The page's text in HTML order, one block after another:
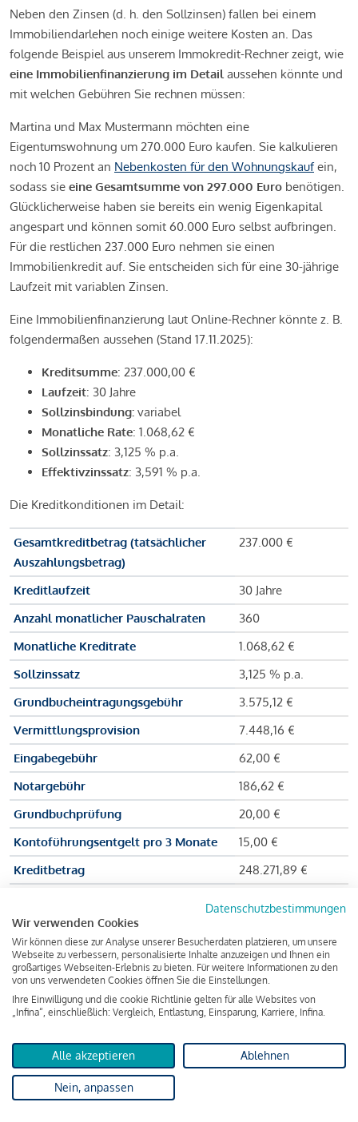
Neben den Zinsen (d. h. den Sollzinsen) fallen bei einem
Immobiliendarlehen noch einige weitere Kosten an. Das
folgende Beispiel aus unserem Immokredit-Rechner zeigt, wie
eine Immobilienfinanzierung im Detail aussehen könnte und
mit welchen Gebühren Sie rechnen müssen:
Martina und Max Mustermann möchten eine
Eigentumswohnung um 270.000 Euro kaufen. Sie kalkulieren
noch 10 Prozent an Nebenkosten für den Wohnungskaufein,
sodass sie eine Gesamtsumme von 297.000 Euro benötigen.
Glücklicherweise haben sie bereits ein wenig Eigenkapital
angespart und können somit 60.000 Euro selbst aufbringen.
Für die restlichen 237.000 Euro nehmen sie einen
Immobilienkredit auf. Sie entscheiden sich für eine 30-jährige
Laufzeit mit variablen Zinsen.
Eine Immobilienfinanzierung laut Online-Rechner könnte z. B.
folgendermaßen aussehen (Stand 17.11.2025):
Kreditsumme: 237.000,00 €
Laufzeit: 30 Jahre
Sollzinsbindung: variabel
Monatliche Rate: 1.068,62 €
Sollzinssatz: 3,125 % p.a.
Effektivzinssatz: 3,591 % p.a.
Die Kreditkonditionen im Detail:
Gesamtkreditbetrag (tatsächlicher
Auszahlungsbetrag)
237.000 €
Kreditlaufzeit
30 Jahre
Anzahl monatlicher Pauschalraten
360
Monatliche Kreditrate
1.068,62 €
Sollzinssatz
3,125 % p.a.
Grundbucheintragungsgebühr
3.575,12 €
Vermittlungsprovision
7.448,16 €
Eingabegebühr
62,00 €
Notargebühr
186,62 €
Grundbuchprüfung
20,00 €
Kontoführungsentgelt pro 3 Monate
15,00 €
Kreditbetrag
248.271,89 €
Zu zahlender Gesamtbetrag
Kreditvermittler
INFINA Credit
Broker GmbH
von 237.000 Euro ausgezahlt, um die Wohnung zu kaufen.
Darüber hinaus fallen aber noch einige Gebühren an (z. B. die
Grundbucheintragungsgebühr), sodass die Bank den
Datenschutzbestimmungen
Wir verwenden Cookies
Wir können diese zur Analyse unserer Besucherdaten platzieren, um unsere
Webseite zu verbessern, personalisierte Inhalte anzuzeigen und Ihnen ein
großartiges Webseiten-Erlebnis zu bieten. Für weitere Informationen zu den
von uns verwendeten Cookies öffnen Sie die Einstellungen.
Ihre Einwilligung und die cookie Richtlinie gelten für alle Websites von
„Infina“, einschließlich: Vergleich, Entlastung, Einsparung, Karriere, Infina.
Alle akzeptieren Ablehnen
Nein, anpassen